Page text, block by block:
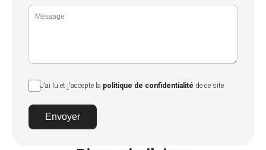
J’ai lu et j'accepte la politique de confidentialité de ce site
Envoyer